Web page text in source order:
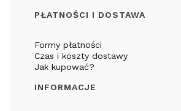
PŁATNOŚCI I DOSTAWA
Formy płatności
Czas i koszty dostawy
Jak kupować?
INFORMACJE